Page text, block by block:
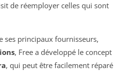
de réemployer celles qui sont
ses principaux fournisseurs,
, Free a développé le concept
, qui peut être facilement réparé